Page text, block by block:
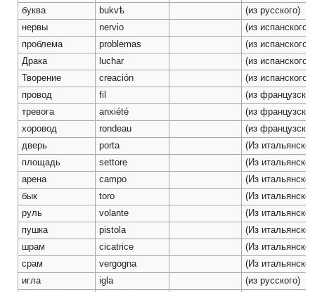
буква
bukvѣ
(из русского)
нервы
nervio
(из испанского)
проблема
problemas
(из испанского)
Драка
luchar
(из испанского)
Творение
creación
(из испанского)
провод
fil
(из
тревога
anxiété
(из
хоровод
rondeau
(из
дверь
porta
(Из
площадь
settore
(Из
арена
campo
(Из
бык
toro
(Из
руль
volante
(Из
пушка
pistola
(Из
шрам
cicatrice
(Из
срам
vergogna
(Из
игла
igla
(из русского)